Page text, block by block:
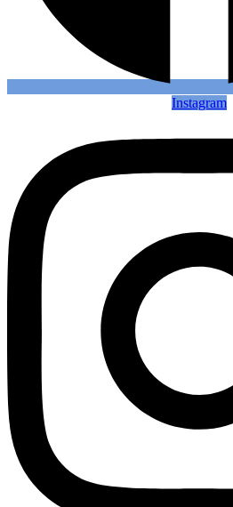
Instagram